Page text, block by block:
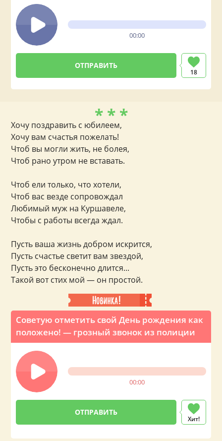
00:00
18
Советую отметить свой День рождения как
положено! — грозный звонок из полиции
00:00
Хит!
* * *
Хочу поздравить с юбилеем,
Хочу вам счастья пожелать!
Чтоб вы могли жить, не болея,
Чтоб рано утром не вставать.
Чтоб ели только, что хотели,
Чтоб вас везде сопровождал
Любимый муж на Куршавеле,
Чтобы с работы всегда ждал.
Пусть ваша жизнь добром искрится,
Пусть счастье светит вам звездой,
Пусть это бесконечно длится...
Такой вот стих мой — он простой.